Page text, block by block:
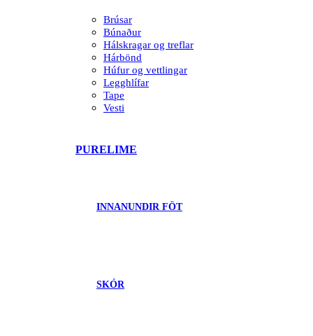
Brúsar
Búnaður
Hálskragar og treflar
Hárbönd
Húfur og vettlingar
Legghlífar
Tape
Vesti
PURELIME
INNANUNDIR FÖT
SKÓR